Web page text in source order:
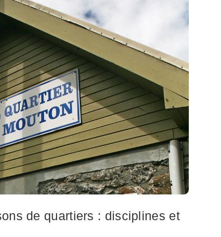
de quartiers : disciplines et